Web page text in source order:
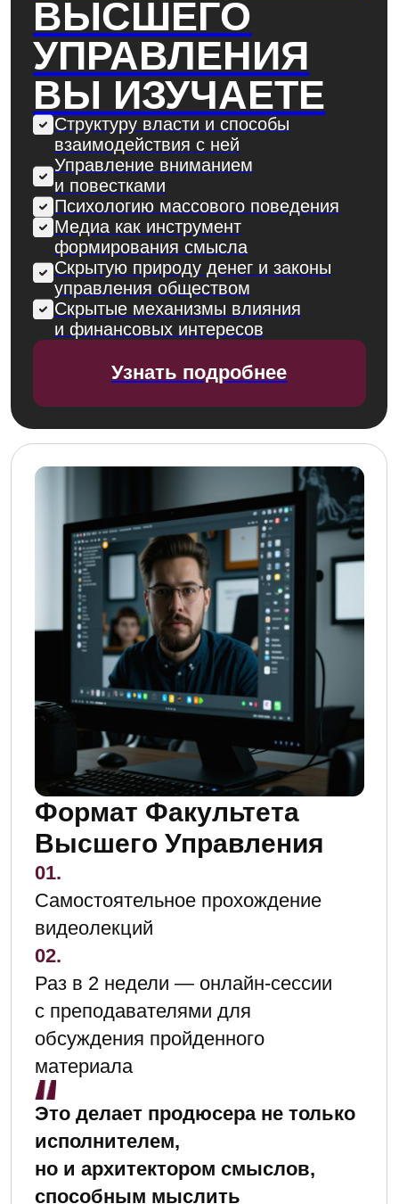
с портфолио, командой
и опытом
Можете работать
Продюсером в кино, медиа,
блогосфере
Медиастратегом
и куратором
Руководителем проектов
в сфере культуры
и коммуникаций
КОМАНДА
Дмитрий Роде
Ректор Института
Русской Политической
Культуры, декан
Факультета Высшего
Управления ИнРПК.
Журналист, член Союза
журналистов России,
политолог, общественный
Алексей
Дубровин
Декан факультета
продюсирования ИнРПК.
Режиссёр, продюсер.
Руководитель
кинокомпании DUBROVIN
STUDIO. Генеральный
продюсер
образовательных
проектов Киношкола
ФАБРИКА КИНО и
ШКОЛА КЛИПМЕЙКЕР.
Преподаватель в МШК и
Институте Звукового
Дизайна.
Геворгян
Российский политолог,
востоковед, иранист.
Преподаватель
спецслужб. Эксперт
в области
интеллектуальной
и стратегической
разведки. Эксперт
Комитета по делам СНГ
Госдумы Р Ф.
Александр
Ибрагимов
Специалист
стратегической разведки
по информационной
работе и спецоперациям.
Кандидат
писатель, сценарист.
Член Союза писателей
Режиссёр-документалист,
и телеведущий,
языковед-германист,
историк-исследователь,
публицист, эксперт-
политтехнолог. Член
Союза журналистов
России. Офицер ГРУ
в отставке.
Бычков
Оператор-постановщик,
педагог. Выпускник
операторского
факультета ВГИК
Чёрной Руки»,
«Престольный праздник.
Введение во храм
Пресвятой Богородицы»,
«Инкассаторы»
"Расплата", «Кин-Дза-
Дза. Проверка